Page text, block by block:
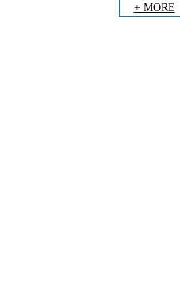
+ MORE